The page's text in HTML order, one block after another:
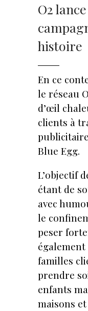
O2
histoire
En ce
le réseau
d’œil
clients à
Blue Egg.
L’objectif
étant de
avec
le
peser
familles
prendre
enfants
maisons